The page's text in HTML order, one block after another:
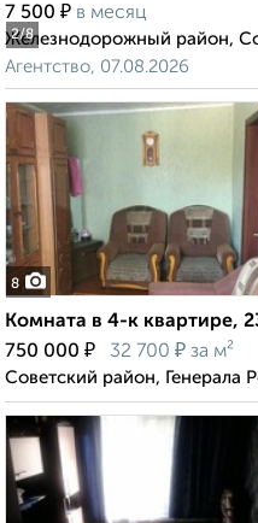
2/8
7 500 ₽ в месяц
Железнодорожный район,
Агентство, 07.08.2026
8
Комната в 4-к квартире,
750 000 ₽ 32 700 ₽ за м²
Советский район, Генерала